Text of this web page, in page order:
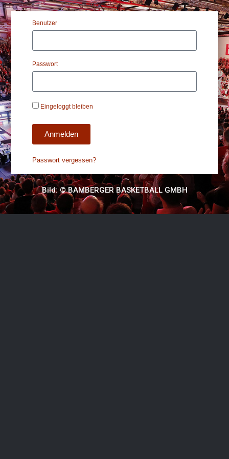
Benutzer
Passwort
Eingeloggt bleiben
Anmelden
Passwort vergessen?
Bild: © BAMBERGER BASKETBALL GMBH